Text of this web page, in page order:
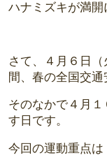
ハナミズキが満開
さて、４月６日
間、春の全国交通
そのなかで４月
す日です。
今回の運動重点は